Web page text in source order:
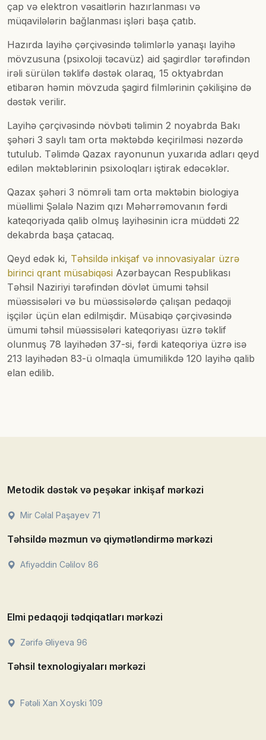
çap və elektron vəsaitlərin hazırlanması və
müqavilələrin bağlanması işləri başa çatıb.
Hazırda layihə çərçivəsində təlimlərlə yanaşı layihə
mövzusuna (psixoloji təcavüz) aid şagirdlər tərəfindən
irəli sürülən təklifə dəstək olaraq, 15 oktyabrdan
etibarən həmin mövzuda şagird filmlərinin çəkilişinə də
dəstək verilir.
Layihə çərçivəsində növbəti təlimin 2 noyabrda Bakı
şəhəri 3 saylı tam orta məktəbdə keçirilməsi nəzərdə
tutulub. Təlimdə Qazax rayonunun yuxarıda adları qeyd
edilən məktəblərinin psixoloqları iştirak edəcəklər.
Qazax şəhəri 3 nömrəli tam orta məktəbin biologiya
müəllimi Şəlalə Nazim qızı Məhərrəmovanın fərdi
kateqoriyada qalib olmuş layihəsinin icra müddəti 22
dekabrda başa çatacaq.
Qeyd edək ki, Təhsildə inkişaf və innovasiyalar üzrə
birinci qrant müsabiqəsi Azərbaycan Respublikası
Təhsil Naziriyi tərəfindən dövlət ümumi təhsil
müəssisələri və bu müəssisələrdə çalışan pedaqoji
işçilər üçün elan edilmişdir. Müsabiqə çərçivəsində
ümumi təhsil müəssisələri kateqoriyası üzrə təklif
olunmuş 78 layihədən 37-si, fərdi kateqoriya üzrə isə
213 layihədən 83-ü olmaqla ümumilikdə 120 layihə qalib
elan edilib.
Metodik dəstək və peşəkar inkişaf mərkəzi
Mir Cəlal Paşayev 71
Təhsildə məzmun və qiymətləndirmə mərkəzi
Afiyəddin Cəlilov 86
Elmi pedaqoji tədqiqatları mərkəzi
Zərifə Əliyeva 96
Təhsil texnologiyaları mərkəzi
Fətəli Xan Xoyski 109